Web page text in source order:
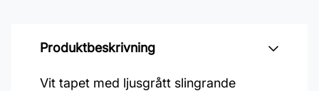
Produktbeskrivning
Vit tapet med ljusgrått slingrande